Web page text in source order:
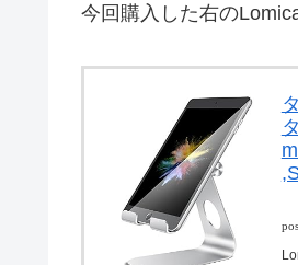
今回購入した右の